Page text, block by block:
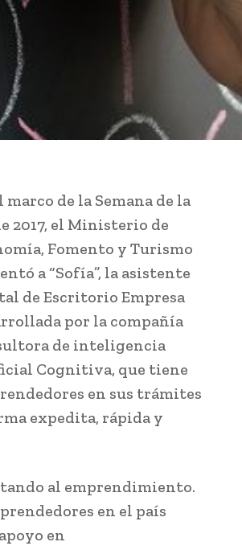
marco de la Semana de la
2017, el Ministerio de
Fomento y Turismo
a “Sofía”, la asistente
de Escritorio Empresa
por la compañía
de inteligencia
Cognitiva, que tiene
en sus trámites
expedita, rápida y
al emprendimiento.
en el país
en